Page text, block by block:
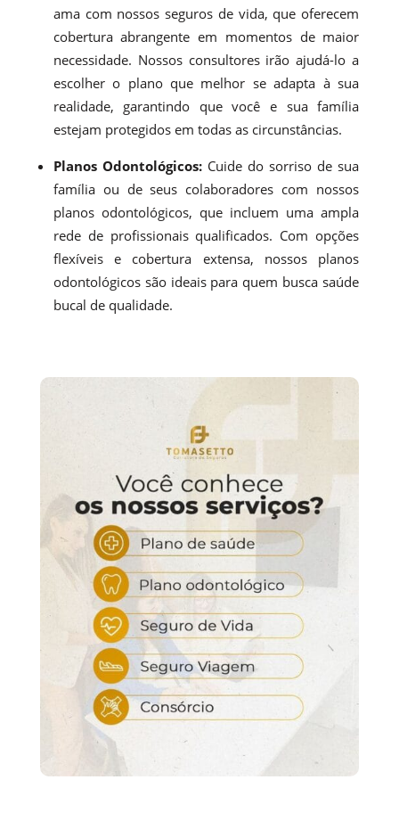
ama com nossos seguros de vida, que oferecem
cobertura abrangente em momentos de maior
necessidade. Nossos consultores irão ajudá-lo a
escolher o plano que melhor se adapta à sua
realidade, garantindo que você e sua família
estejam protegidos em todas as circunstâncias.
Planos Odontológicos:Cuide do sorriso de sua
família ou de seus colaboradores com nossos
planos odontológicos, que incluem uma ampla
rede de profissionais qualificados. Com opções
flexíveis e cobertura extensa, nossos planos
odontológicos são ideais para quem busca saúde
bucal de qualidade.